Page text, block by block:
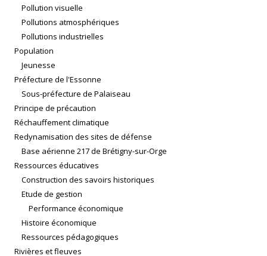
Pollution visuelle
Pollutions atmosphériques
Pollutions industrielles
Population
Jeunesse
Préfecture de l'Essonne
Sous-préfecture de Palaiseau
Principe de précaution
Réchauffement climatique
Redynamisation des sites de défense
Base aérienne 217 de Brétigny-sur-Orge
Ressources éducatives
Construction des savoirs historiques
Etude de gestion
Performance économique
Histoire économique
Ressources pédagogiques
Rivières et fleuves